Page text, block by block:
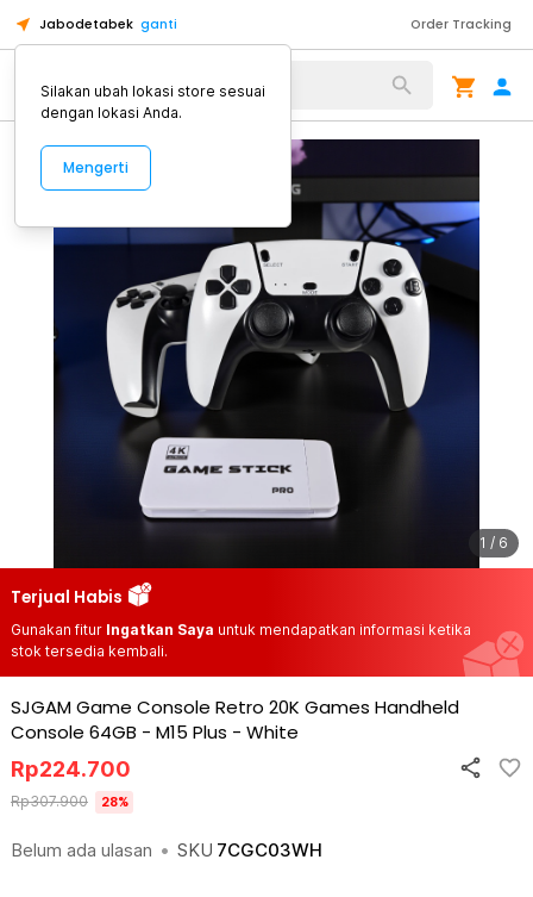
Jabodetabek ganti Order Tracking
Alat Kopi
1 / 6
Terjual Habis
Gunakan fitur Ingatkan Saya untuk mendapatkan informasi ketika
stok tersedia kembali.
SJGAM Game Console Retro 20K Games Handheld
Console 64GB - M15 Plus - White
Belum ada ulasan • SKU 7CGC03WH
Rp224.700
Rp307.900 28%
Silakan ubah lokasi store sesuai
dengan lokasi Anda.
Mengerti